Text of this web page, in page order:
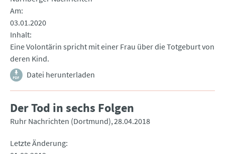
Am
03.01.2020
Inhalt
Eine Volontärin spricht mit einer Frau über die Totgeburt von
deren Kind.
Datei herunterladen
Der Tod in sechs Folgen
Ruhr Nachrichten (Dortmund) 28.04.2018
Letzte Änderung